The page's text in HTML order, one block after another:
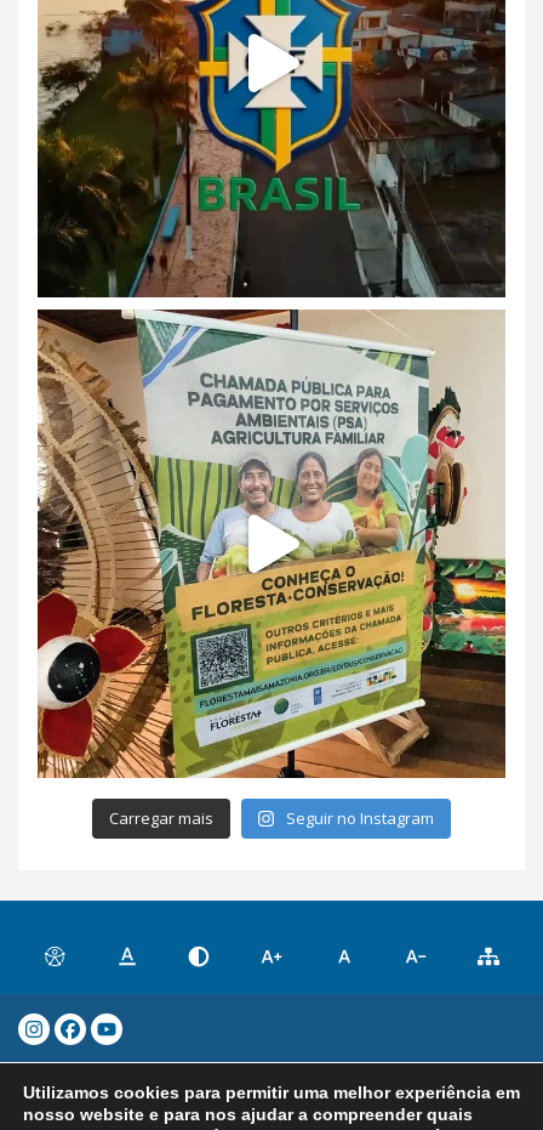
Carregar mais Seguir no Instagram
04.282.869/0001-27 Rua Quintino
Utilizamos cookies para permitir uma melhor experiência em
nosso website e para nos ajudar a compreender quais